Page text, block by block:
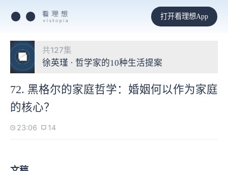
打开看理想App
共127集
徐英瑾 · 哲学家的10种生活提案
72. 黑格尔的家庭哲学：婚姻何以作为家庭
的核心？
23:06 14